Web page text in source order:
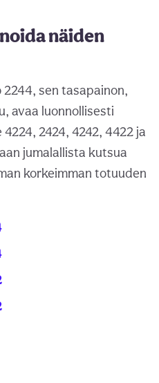
näiden
sen tasapainon,
avaa luonnollisesti
2424, 4242, 4422 ja
jumalallista kutsua
korkeimman totuuden